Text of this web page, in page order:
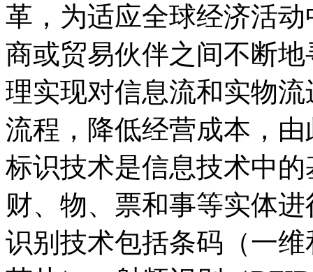
革，为适应全球经济活
商或贸易伙伴之间不断
理实现对信息流和实物
流程，降低经营成本，
标识技术是信息技术中
财、物、票和事等实体
识别技术包括条码（一